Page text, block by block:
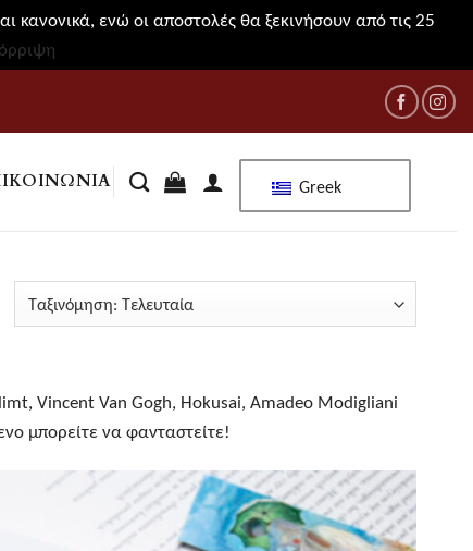
κανονικά, ενώ οι αποστολές θα ξεκινήσουν από τις 25
Greek
Vincent Van Gogh, Hokusai, Amadeo Modigliani
μπορείτε να φανταστείτε!